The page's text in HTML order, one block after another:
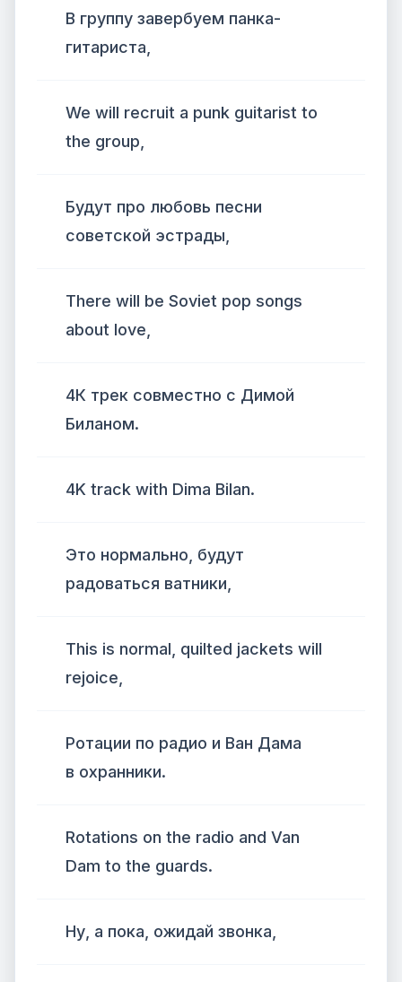
В группу завербуем панка-
гитариста,
We will recruit a punk guitarist to
the group,
Будут про любовь песни
советской эстрады,
There will be Soviet pop songs
about love,
4К трек совместно с Димой
Биланом.
4K track with Dima Bilan.
Это нормально, будут
радоваться ватники,
This is normal, quilted jackets will
rejoice,
Ротации по радио и Ван Дама
в охранники.
Rotations on the radio and Van
Dam to the guards.
Ну, а пока, ожидай звонка,